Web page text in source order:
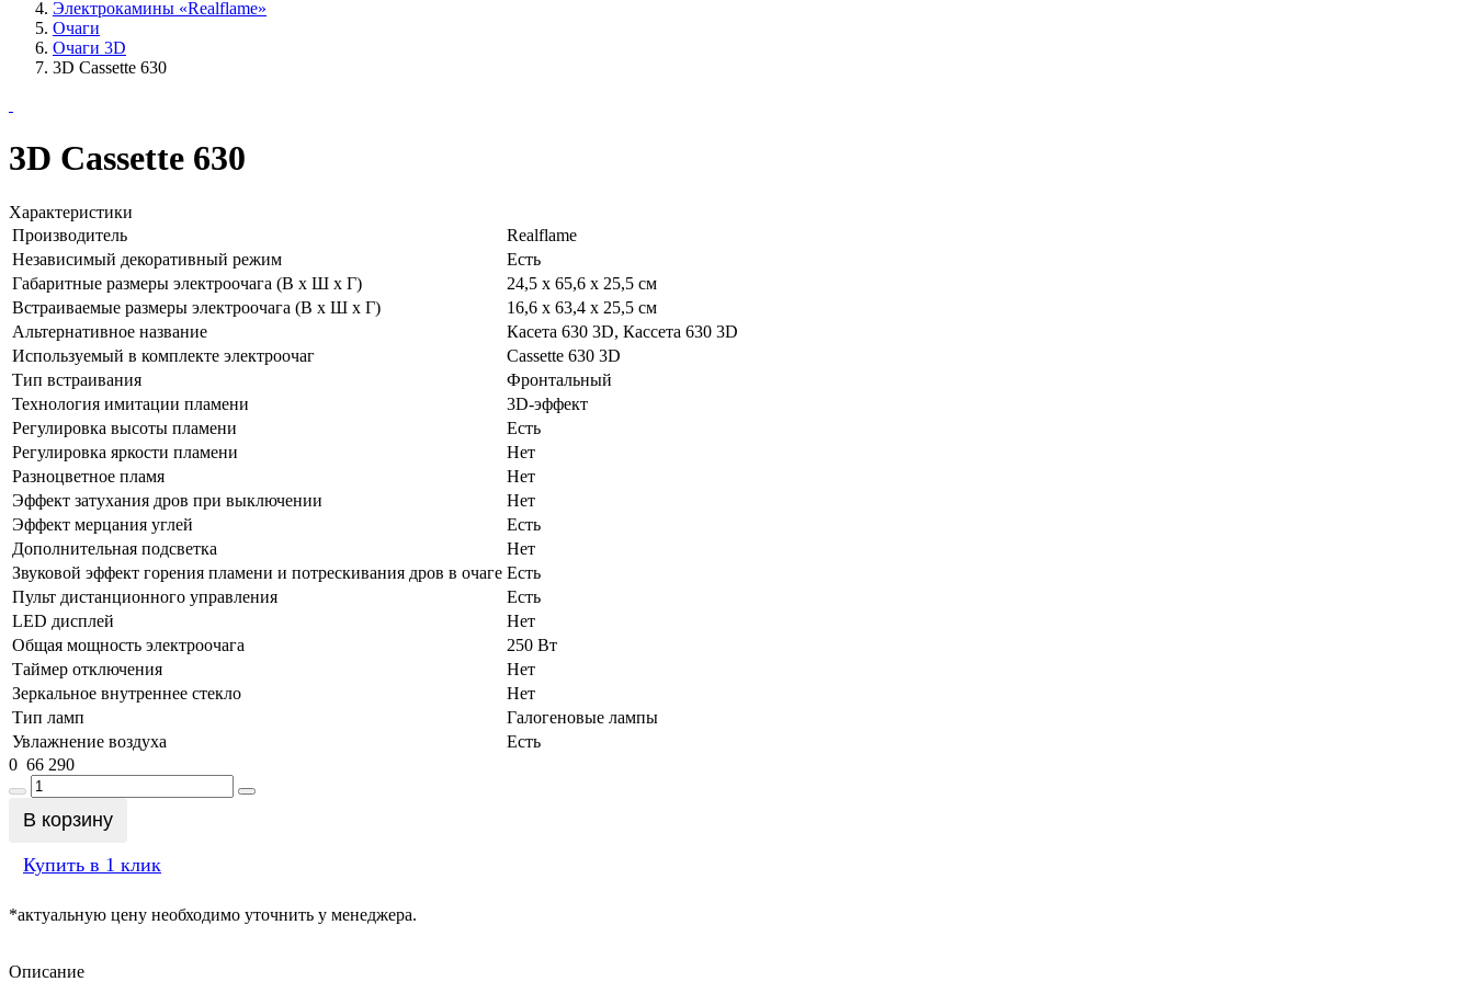
Электрокамины «Realflame»
Очаги
Очаги 3D
3D Cassette 630
3D Cassette 630
Характеристики
Производитель
Realflame
Независимый декоративный режим
Есть
Габаритные размеры электроочага (В х Ш х Г)
24,5 x 65,6 x 25,5 см
Встраиваемые размеры электроочага (В х Ш х Г)
16,6 x 63,4 x 25,5 см
Альтернативное название
Касета 630 3D, Кассета 630 3D
Используемый в комплекте электроочаг
Cassette 630 3D
Тип встраивания
Фронтальный
Технология имитации пламени
3D-эффект
Регулировка высоты пламени
Есть
Регулировка яркости пламени
Нет
Разноцветное пламя
Нет
Эффект затухания дров при выключении
Нет
Эффект мерцания углей
Есть
Дополнительная подсветка
Нет
Звуковой эффект горения пламени и потрескивания дров в очаге Есть
Пульт дистанционного управления
Есть
LED дисплей
Нет
Общая мощность электроочага
250 Вт
Таймер отключения
Нет
Зеркальное внутреннее стекло
Нет
Тип ламп
Галогеновые лампы
Увлажнение воздуха
Есть
0 66 290
В корзину
Купить в 1 клик
*актуальную цену необходимо уточнить у менеджера.
Описание